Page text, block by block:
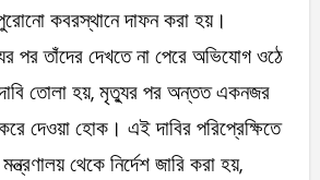
কবরস্থানে দাফন করা হয়।
পর তাঁদের দেখতে না পেরে অভিযোগ ওঠে
তোলা হয়, মৃত্যুর পর অন্তত একনজর
দেওয়া হোক। এই দাবির পরিপ্রেক্ষিতে
থেকে নির্দেশ জারি করা হয়,